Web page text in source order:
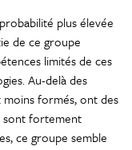
plus élevée
de ce groupe
limités de ces
Au-delà des
moins formés, ont des
sont fortement
ce groupe semble